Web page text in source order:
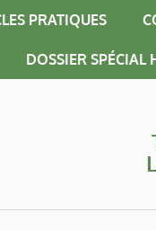
PRATIQUES
DOSSIER SPÉCIAL